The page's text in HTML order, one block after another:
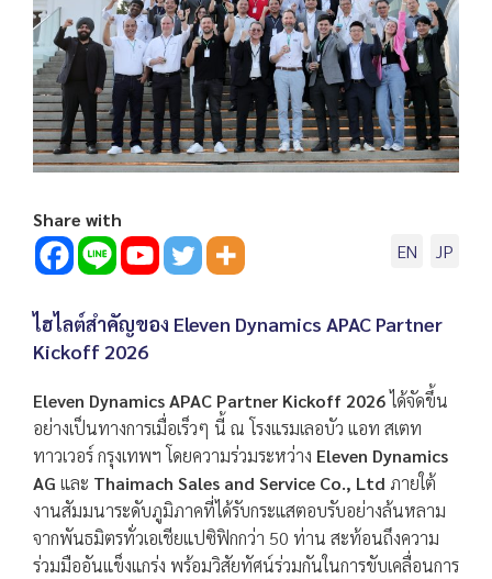
Share with
EN
JP
ไฮไลต์สำคัญของ Eleven Dynamics APAC Partner
Kickoff 2026
Eleven Dynamics APAC Partner Kickoff 2026ได้จัดขึ้น
อย่างเป็นทางการเมื่อเร็วๆ นี้ ณ โรงแรมเลอบัว แอท สเตท
ทาวเวอร์ กรุงเทพฯ โดยความร่วมระหว่าง Eleven Dynamics
AG และ Thaimach Sales and Service Co., Ltd ภายใต้
งานสัมมนาระดับภูมิภาคที่ได้รับกระแสตอบรับอย่างล้นหลาม
จากพันธมิตรทั่วเอเชียแปซิฟิกกว่า 50 ท่าน สะท้อนถึงความ
ร่วมมืออันแข็งแกร่ง พร้อมวิสัยทัศน์ร่วมกันในการขับเคลื่อนการ